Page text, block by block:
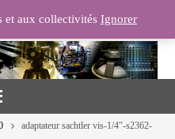
adaptateur sachtler vis-1/4″-s2362-
et aux collectivités Ignorer